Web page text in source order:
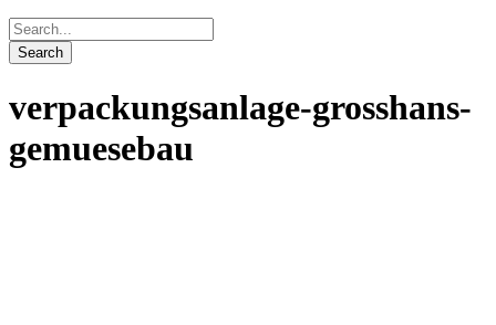
verpackungsanlage-grosshans-
gemuesebau